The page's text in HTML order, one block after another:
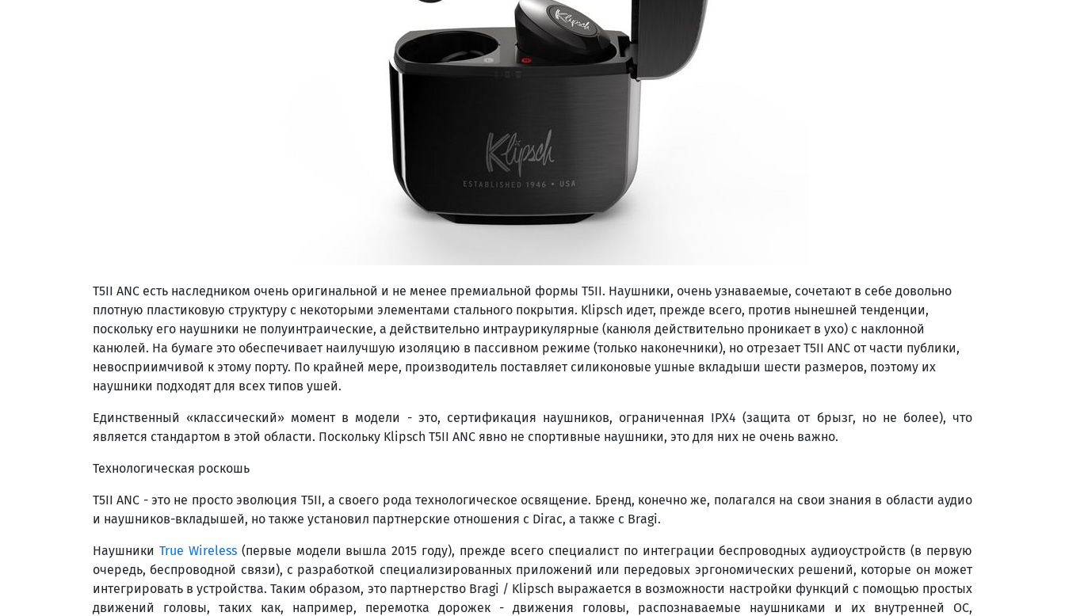
T5II ANC есть наследником очень оригинальной и не менее премиальной формы T5II. Наушники, очень узнаваемые, сочетают в себе довольно
плотную пластиковую структуру с некоторыми элементами стального покрытия. Klipsch идет, прежде всего, против нынешней тенденции,
поскольку его наушники не полуинтраические, а действительно интраурикулярные (канюля действительно проникает в ухо) с наклонной
канюлей. На бумаге это обеспечивает наилучшую изоляцию в пассивном режиме (только наконечники), но отрезает T5II ANC от части публики,
невосприимчивой к этому порту. По крайней мере, производитель поставляет силиконовые ушные вкладыши шести размеров, поэтому их
наушники подходят для всех типов ушей.
Единственный «классический» момент в модели - это, сертификация наушников, ограниченная IPX4 (защита от брызг, но не более), что
является стандартом в этой области. Поскольку Klipsch T5II ANC явно не спортивные наушники, это для них не очень важно.
Технологическая роскошь
T5II ANC - это не просто эволюция T5II, а своего рода технологическое освящение. Бренд, конечно же, полагался на свои знания в области аудио
и наушников-вкладышей, но также установил партнерские отношения с Dirac, а также с Bragi.
Наушники True Wireless(первые модели вышла 2015 году), прежде всего специалист по интеграции беспроводных аудиоустройств (в первую
очередь, беспроводной связи), с разработкой специализированных приложений или передовых эргономических решений, которые он может
интегрировать в устройства. Таким образом, это партнерство Bragi / Klipsch выражается в возможности настройки функций с помощью простых
движений головы, таких как, например, перемотка дорожек - движения головы, распознаваемые наушниками и их внутренней ОС,